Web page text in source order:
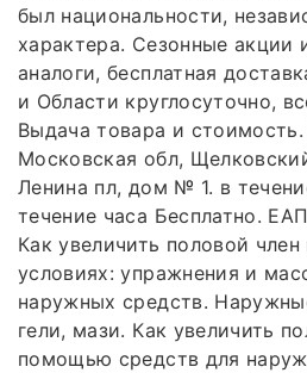
был национальности,
характера. Сезонные акции
аналоги, бесплатная
и Области круглосуточно,
Выдача товара и
Московская обл,
Ленина пл, дом № 1. в
течение часа Бесплатно.
Как увеличить половой
условиях: упражнения и
наружных средств.
гели, мази. Как увеличить
помощью средств для